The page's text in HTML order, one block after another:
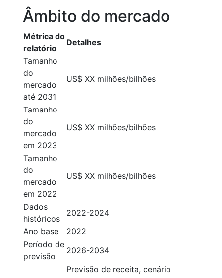
Âmbito do mercado
Métrica do
relatório
Detalhes
Tamanho
do
mercado
até 2031
US$ XX milhões/bilhões
Tamanho
do
mercado
em 2023
US$ XX milhões/bilhões
Tamanho
do
mercado
em 2022
US$ XX milhões/bilhões
Dados
históricos
2022-2024
Ano base
2022
Período de
previsão
2026-2034
Previsão de receita, cenário